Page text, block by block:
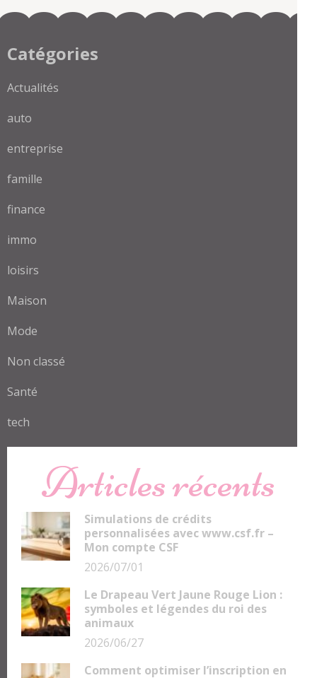
Catégories
Actualités
auto
entreprise
famille
finance
immo
loisirs
Maison
Mode
Non classé
Santé
tech
Articles récents
Simulations de crédits
personnalisées avec www.csf.fr –
Mon compte CSF
2026/07/01
Le Drapeau Vert Jaune Rouge Lion :
symboles et légendes du roi des
animaux
2026/06/27
Comment optimiser l’inscription en